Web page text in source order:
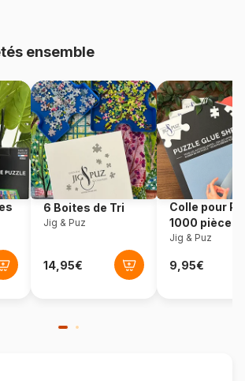
Magnolia-5002
8684595061138
260 pièces
24 x 34 cm
ensemble
6 Boites de Tri
Jig & Puz
Colle pour
1000 pièces
Jig & Puz